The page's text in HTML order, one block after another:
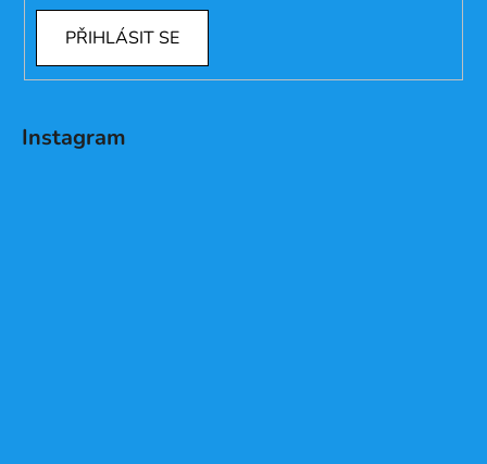
PŘIHLÁSIT SE
Instagram